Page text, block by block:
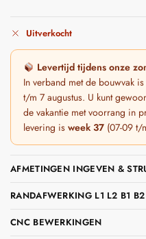
Uitverkocht
Levertijd tijdens onze
In verband met de bouwvak
t/m 7 augustus. U kunt
de vakantie met voorrang in
levering is week 37 (07-09 t/
AFMETINGEN INGEVEN &
RANDAFWERKING L1 L2 B1 B2
CNC BEWERKINGEN